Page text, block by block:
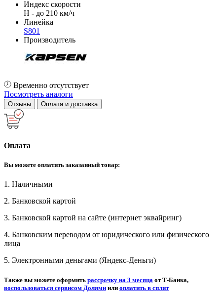
Индекс скорости
H - до 210 км/ч
Линейка
S801
Производитель
Временно отсутствует
Посмотреть аналоги
Отзывы Оплата и доставка
Оплата
Вы можете оплатить заказанный товар:
1. Наличными
2. Банковской картой
3. Банковской картой на сайте (интернет эквайринг)
4. Банковским переводом от юридического или физического
лица
5. Электронными деньгами (Яндекс-Деньги)
Также вы можете оформить рассрочку на 3 месяца от Т-Банка,
воспользоваться сервисом Долями или оплатить в сплит